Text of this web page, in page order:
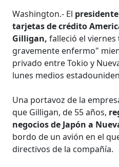
Washington.- El
tarjetas de crédito
Gilligan, falleció el
gravemente enfermo"
privado entre Tokio y
lunes medios
Una portavoz de la
que Gilligan, de 55 años,
negocios de Japón a
bordo de un avión en el
directivos de la compañía.